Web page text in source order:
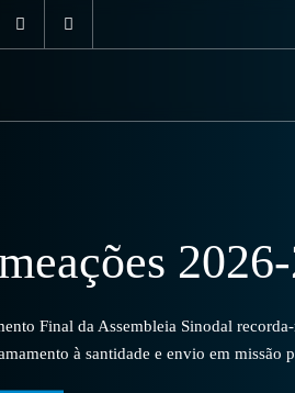
Final da Assembleia Sinodal
à santidade e envio em